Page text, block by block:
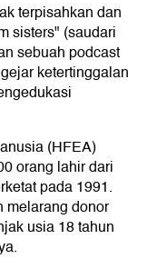
terpisahkan dan
sisters" (saudari
sebuah podcast
ketertinggalan
(HFEA)
orang lahir dari
pada 1991.
melarang donor
usia 18 tahun